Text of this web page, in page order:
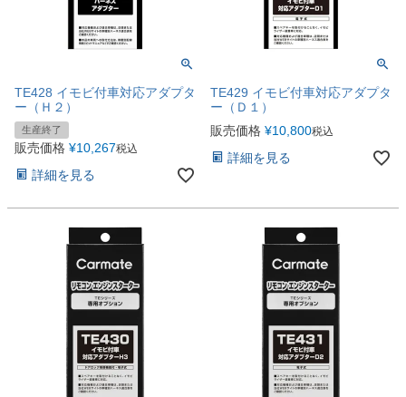
TE428 イモビ付車対応アダプタ
ー（Ｈ２）
生産終了
販売価格 ¥10,267税込
詳細を見る
TE429 イモビ付車対応アダプタ
ー（Ｄ１）
販売価格 ¥10,800税込
詳細を見る